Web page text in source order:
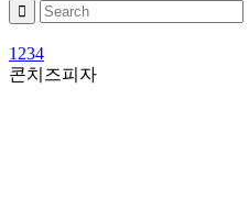
1 234
콘치즈피자